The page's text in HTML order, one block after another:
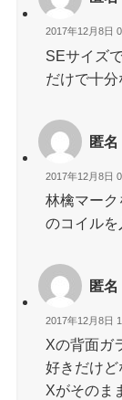
2017年12月8日
SEサイズ
だけで十分
匿名
2017年12月8日
林檎マー
のコイルを
匿名
2017年12月8日
Xの背面ガ
好きだけど
Xがそのま